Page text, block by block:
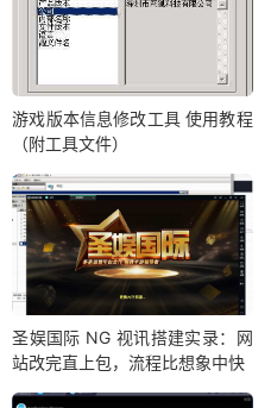
游戏版本信息修改工具 使用教程
（附工具文件）
圣娱国际 NG 视讯搭建实录：网
站改完直上包，流程比想象中快